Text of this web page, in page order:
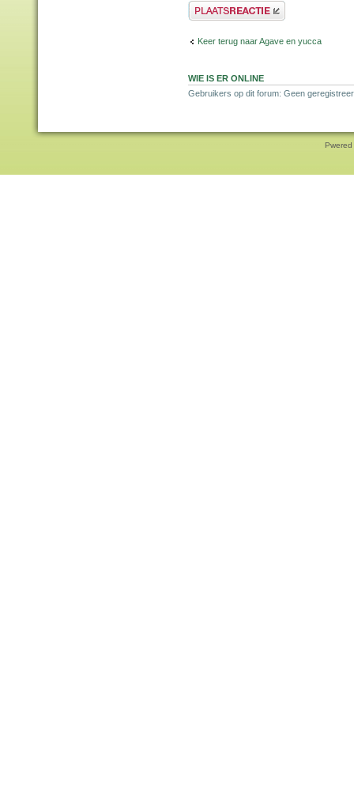
Plaats een reactie
Keer terug naar Agave en yucca
WIE IS ER ONLINE
Gebruikers op dit forum: Geen